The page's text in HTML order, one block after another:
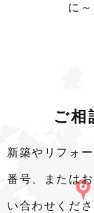
に～
ご相
新築やリフォ
番号、または
い合わせくださ